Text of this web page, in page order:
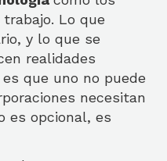
Lo que
y lo que se
realidades
que uno no puede
necesitan
es opcional, es